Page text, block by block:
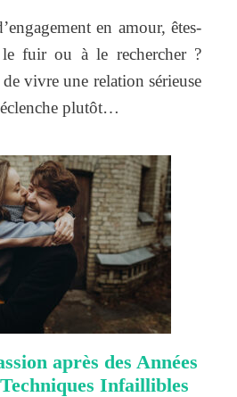
en amour, êtes-
fuir ou à le rechercher ?
vivre une relation sérieuse
plutôt…
après des Années
Infaillibles